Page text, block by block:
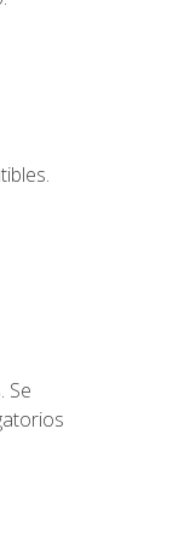
Se